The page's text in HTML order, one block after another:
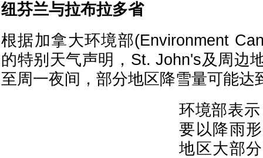
纽芬兰与拉布拉多省
根据加拿大环境部(Environment
的特别天气声明，St. John's及周边
至周一夜间，部分地区降雪量可能达
环境部表
要以降雨
地区大部